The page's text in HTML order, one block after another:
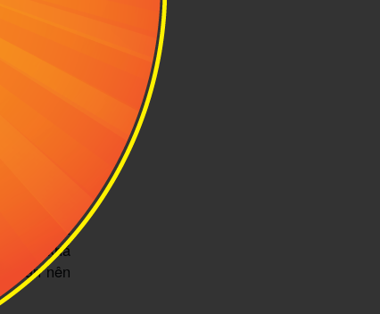
có thể
năm. Một
sẽ khá
bạn nên